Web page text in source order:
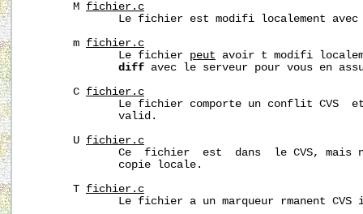
       M
fichier.c
Le fichier est modifi localement avec
       m
fichier.c
              Le fichier
peut avoir t modifi
diff avec le serveur pour vous en
       C
fichier.c
Le fichier comporte un conflit CVS
              valid.
       U
fichier.c
Ce  fichier  est  dans  le CVS, mais
              copie locale.
       T
fichier.c
Le fichier a un marqueur rmanent CVS